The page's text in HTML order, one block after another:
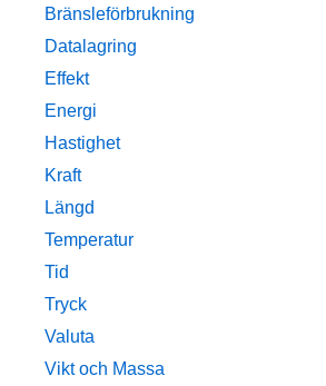
Bränsleförbrukning
Datalagring
Effekt
Energi
Hastighet
Kraft
Längd
Temperatur
Tid
Tryck
Valuta
Vikt och Massa